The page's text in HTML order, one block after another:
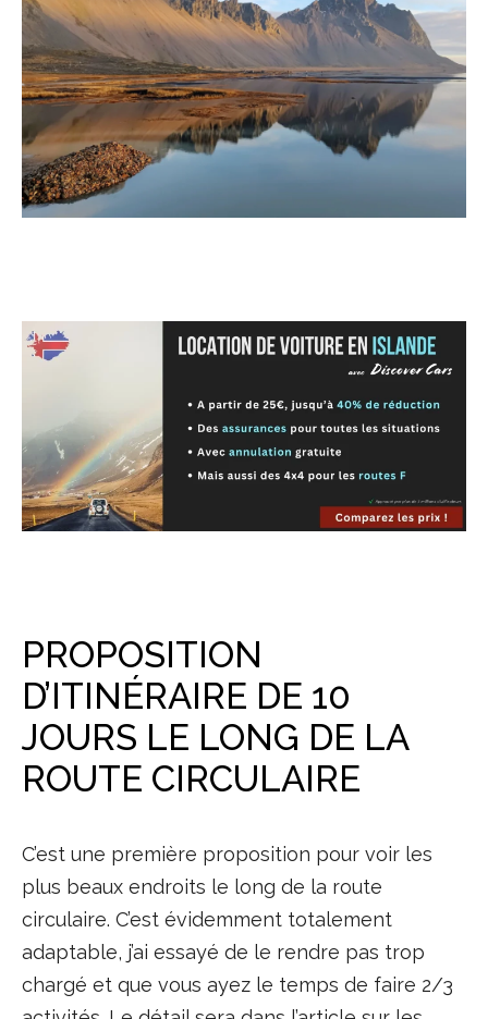
PROPOSITION
D’ITINÉRAIRE DE 10
JOURS LE LONG DE LA
ROUTE CIRCULAIRE
C’est une première proposition pour voir les
plus beaux endroits le long de la route
circulaire. C’est évidemment totalement
adaptable, j’ai essayé de le rendre pas trop
chargé et que vous ayez le temps de faire 2/3